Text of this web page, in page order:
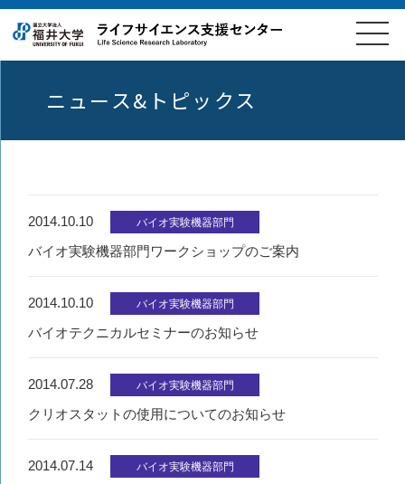
ニュース&トピックス
2014.10.10 バイオ実験機器部門
バイオ実験機器部門ワークショップのご案内
2014.10.10 バイオ実験機器部門
バイオテクニカルセミナーのお知らせ
2014.07.28 バイオ実験機器部門
クリオスタットの使用についてのお知らせ
2014.07.14 バイオ実験機器部門